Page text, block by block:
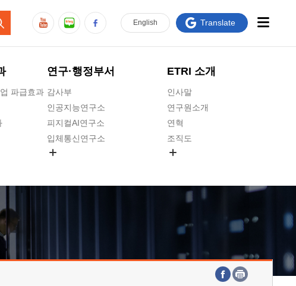
파급효과
연구·행정부서
감사부
인공지능연구소
피지컬AI연구소
입체통신연구소
호남권연구본부
ETRI 소개
인사말
연구원소개
연혁
조직도
연구원 고객헌장
주요업무연락처
English Translate